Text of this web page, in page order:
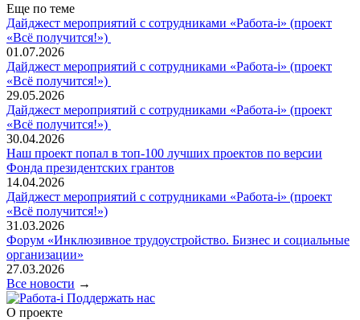
Еще по теме
Дайджест мероприятий с сотрудниками «Работа-i» (проект
«Всё получится!»)
01.07.2026
Дайджест мероприятий с сотрудниками «Работа-i» (проект
«Всё получится!»)
29.05.2026
Дайджест мероприятий с сотрудниками «Работа-i» (проект
«Всё получится!»)
30.04.2026
Наш проект попал в топ‑100 лучших проектов по версии
Фонда президентских грантов
14.04.2026
Дайджест мероприятий с сотрудниками «Работа-i» (проект
«Всё получится!»)
31.03.2026
Форум «Инклюзивное трудоустройство. Бизнес и социальные
организации»
27.03.2026
Все новости →
Поддержать нас
O проекте